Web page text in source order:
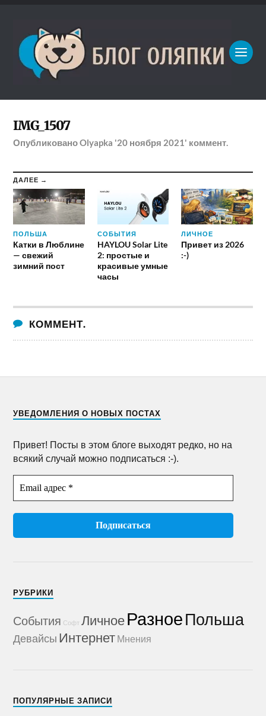
IMG_1507
ОпубликованоOlyapka '20 ноября 2021' коммент.
ДАЛЕЕ →
ПОЛЬША
Катки в Люблине
— свежий
зимний пост
СОБЫТИЯ
HAYLOU Solar Lite
2: простые и
красивые умные
часы
ЛИЧНОЕ
Привет из 2026
:-)
КОММЕНТ.
УВЕДОМЛЕНИЯ О НОВЫХ ПОСТАХ
Привет! Посты в этом блоге выходят редко, но на
всякий случай можно подписаться :-).
РУБРИКИ
События Софт ЛичноеРазноеПольша
Девайсы Интернет Мнения
ПОПУЛЯРНЫЕ ЗАПИСИ